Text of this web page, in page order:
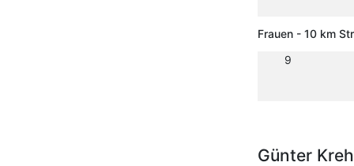
Frauen - 10 km
9
Günter